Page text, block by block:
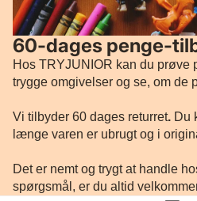
60-dages penge-
Hos TRYJUNIOR kan du prøve
trygge omgivelser og se, om de
Vi tilbyder 60 dages returret. Du
længe varen er ubrugt og i
Det er nemt og trygt at handle
spørgsmål, er du altid